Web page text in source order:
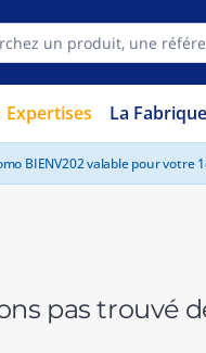
Expertises La Fabrique
BIENV202 valable pour
pas trouvé